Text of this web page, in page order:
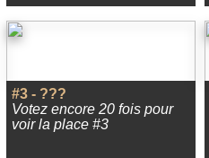
#3 - ???
Votez encore 20 fois pour
voir la place #3